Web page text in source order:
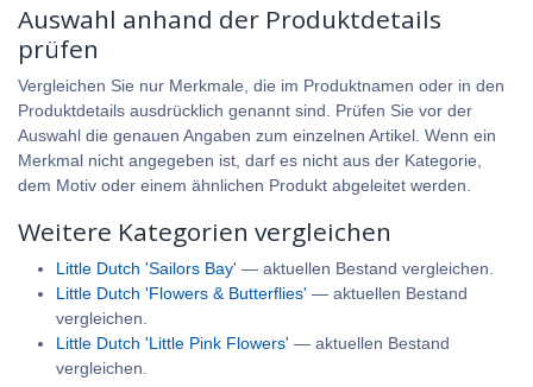
Auswahl anhand der Produktdetails
prüfen
Vergleichen Sie nur Merkmale, die im Produktnamen oder in den
Produktdetails ausdrücklich genannt sind. Prüfen Sie vor der
Auswahl die genauen Angaben zum einzelnen Artikel. Wenn ein
Merkmal nicht angegeben ist, darf es nicht aus der Kategorie,
dem Motiv oder einem ähnlichen Produkt abgeleitet werden.
Weitere Kategorien vergleichen
Little Dutch 'Sailors Bay' — aktuellen Bestand vergleichen.
Little Dutch 'Flowers & Butterflies' — aktuellen Bestand
vergleichen.
Little Dutch 'Little Pink Flowers' — aktuellen Bestand
vergleichen.